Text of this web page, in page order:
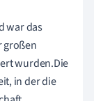
war das
großen
wurden.Die
in der die